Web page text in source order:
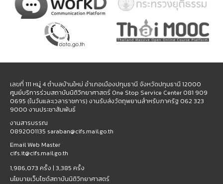
เลขที่ 111 หมู่ 4 ตำบลบ้านใหม่ อำเภอเมืองปทุมธานี จังหวัดปทุมธานี 12000
ศูนย์บริการร่วมสถาบันนิติวิทยาศาสตร์ One Stop Service Center 081 909
0695 (ในวันและเวลาราชการ) งานรับส่งวัตถุพยานสำหรับภาครัฐ 062 323
9000 งานประชาสัมพันธ์
งานสารบรรณ
0892001135 saraban@cifs.mail.go.th
Email Web Master
cifs.it@cifs.mail.go.th
1,986,073 ครั้ง | 3,385 ครั้ง
นโยบายเว็บไซต์สถาบันนิติวิทยาศาสตร์